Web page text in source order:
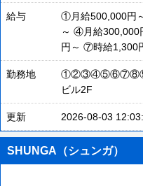
給与
①月給500,000円
～ ④月給
円～ ⑦時給1,300
勤務地
ビル2F
更新 2026-08-03
SHUNGA（シュンガ）